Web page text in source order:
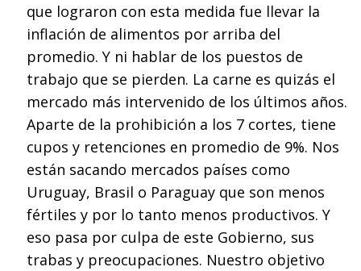
que lograron con esta medida fue llevar la
inflación de alimentos por arriba del
promedio. Y ni hablar de los puestos de
trabajo que se pierden. La carne es quizás el
mercado más intervenido de los últimos años.
Aparte de la prohibición a los 7 cortes, tiene
cupos y retenciones en promedio de 9%. Nos
están sacando mercados países como
Uruguay, Brasil o Paraguay que son menos
fértiles y por lo tanto menos productivos. Y
eso pasa por culpa de este Gobierno, sus
trabas y preocupaciones. Nuestro objetivo